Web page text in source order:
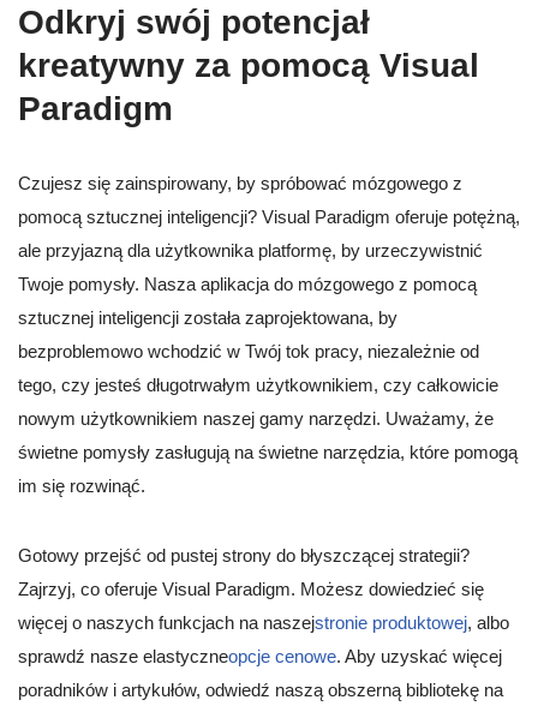
Odkryj swój potencjał
kreatywny za pomocą Visual
Paradigm
Czujesz się zainspirowany, by spróbować mózgowego z
pomocą sztucznej inteligencji? Visual Paradigm oferuje potężną,
ale przyjazną dla użytkownika platformę, by urzeczywistnić
Twoje pomysły. Nasza aplikacja do mózgowego z pomocą
sztucznej inteligencji została zaprojektowana, by
bezproblemowo wchodzić w Twój tok pracy, niezależnie od
tego, czy jesteś długotrwałym użytkownikiem, czy całkowicie
nowym użytkownikiem naszej gamy narzędzi. Uważamy, że
świetne pomysły zasługują na świetne narzędzia, które pomogą
im się rozwinąć.
Gotowy przejść od pustej strony do błyszczącej strategii?
Zajrzyj, co oferuje Visual Paradigm. Możesz dowiedzieć się
więcej o naszych funkcjach na naszejstronie produktowej, albo
sprawdź nasze elastyczneopcje cenowe. Aby uzyskać więcej
poradników i artykułów, odwiedź naszą obszerną bibliotekę na